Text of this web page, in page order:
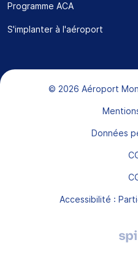
Programme ACA
S'implanter à l'aéroport
Bas de page
© 2026 Aéroport
Données
Accessibilité :